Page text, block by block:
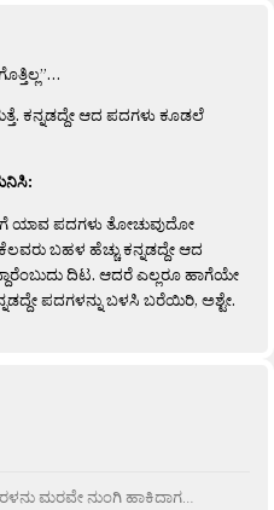
ಕನ್ನಡದ್ದೇ ಆದ ಪದಗಳು ಕೂಡಲೆ
ಯಾವ ಪದಗಳು ತೋಚುವುದೋ
ಬಹಳ ಹೆಚ್ಚು ಕನ್ನಡದ್ದೇ ಆದ
ದಿಟ. ಆದರೆ ಎಲ್ಲರೂ ಹಾಗೆಯೇ
ಪದಗಳನ್ನು ಬಳಸಿ ಬರೆಯಿರಿ, ಅಶ್ಟೇ.
ಮರವೇ ನುಂಗಿ ಹಾಕಿದಾಗ…